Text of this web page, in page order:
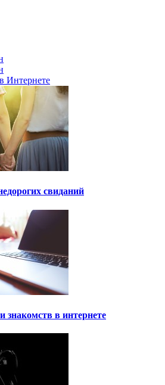
Интернете
свиданий
знакомств в интернете